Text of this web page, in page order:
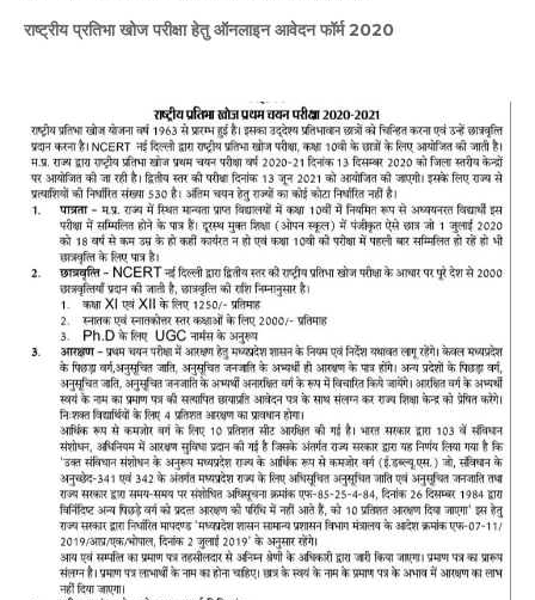
राष्ट्रीय प्रतिभा खोज परीक्षा हेतु ऑनलाइन आवेदन फॉर्म 2020